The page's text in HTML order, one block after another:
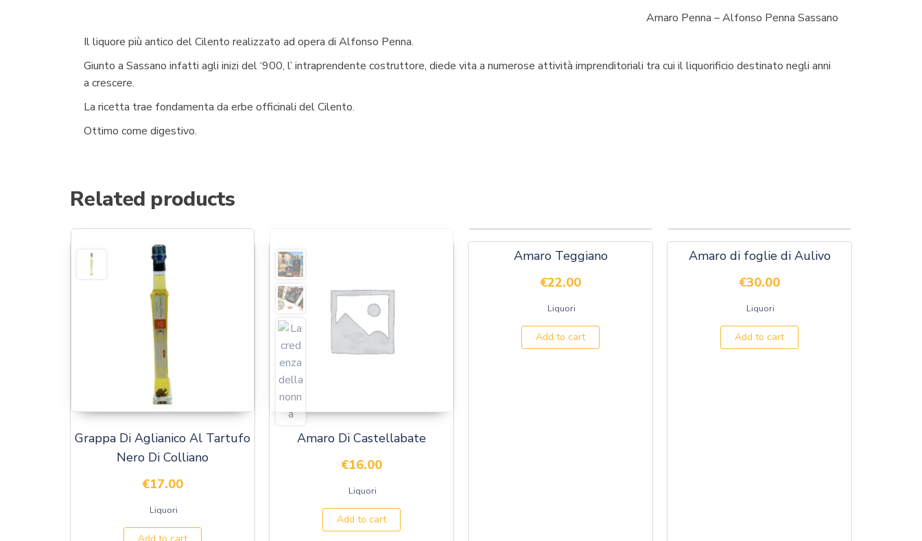
Amaro Penna – Alfonso Penna Sassano
Il liquore più antico del Cilento realizzato ad opera di Alfonso Penna.
Giunto a Sassano infatti agli inizi del ‘900, l’ intraprendente costruttore, diede vita a numerose attività imprenditoriali tra cui il liquorificio destinato negli anni
a crescere.
La ricetta trae fondamenta da erbe officinali del Cilento.
Ottimo come digestivo.
Related products
Grappa Di Aglianico Al Tartufo
Nero Di Colliano
€17.00
Liquori
Amaro Di Castellabate
€16.00
Liquori
Add to cart
Amaro Teggiano
€22.00
Liquori
Add to cart
Amaro di foglie di Aulivo
€30.00
Liquori
Add to cart